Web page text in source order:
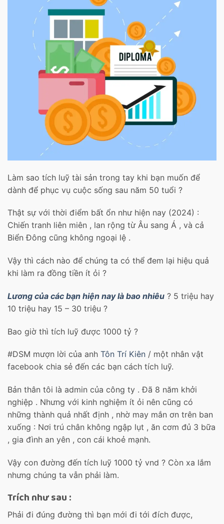
Làm sao tích luỹ tài sản trong tay khi bạn muốn để
dành để phục vụ cuộc sống sau năm 50 tuổi ?
Thật sự với thời điểm bất ổn như hiện nay (2024) :
Chiến tranh liên miên , lan rộng từ Âu sang Á , và cả
Biển Đông cũng không ngoại lệ .
Vậy thì cách nào để chúng ta có thể đem lại hiệu quả
khi làm ra đồng tiền ít ỏi ?
Lương của các bạn hiện nay là bao nhiêu ? 5 triệu hay
10 triệu hay 15 – 30 triệu ?
Bao giờ thì tích luỹ được 1000 tỷ ?
#DSM mượn lời của anh Tôn Trí Kiên / một nhân vật
facebook chia sẻ đến các bạn cách tích luỹ.
Bản thân tôi là admin của công ty . Đã 8 năm khởi
nghiệp . Nhưng với kinh nghiệm ít ỏi nên cũng có
những thành quả nhất định , nhờ may mắn ơn trên ban
xuống : Nơi trú chân không ngập lụt , ăn cơm đủ 3 bữa
, gia đình an yên , con cái khoẻ mạnh.
Vậy con đường đến tích luỹ 1000 tỷ vnd ? Còn xa lắm
nhưng chúng ta vẫn phải làm.
Trích như sau :
Phải đi đúng đường thì bạn mới đi tới đích được,